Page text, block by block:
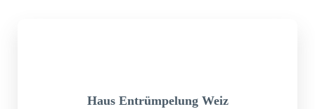
Haus Entrümpelung Weiz